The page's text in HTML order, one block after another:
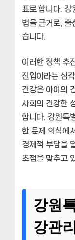
표로 합니다. 강
법을 근거로, 출
습니다.
이러한 정책 추
진입이라는 심
건강은 아이의
사회의 건강한
합니다. 강원특
한 문제 의식에
경제적 부담을
초점을 맞추고
강원
강관